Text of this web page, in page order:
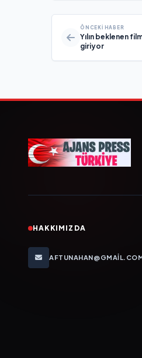
ÖNCEKI HABER
Yılın beklenen
giriyor
HAKKIMIZDA